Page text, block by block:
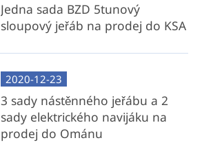
Jedna sada BZD 5tunový
sloupový jeřáb na prodej do KSA
2020-12-23
3 sady nástěnného jeřábu a 2
sady elektrického navijáku na
prodej do Ománu